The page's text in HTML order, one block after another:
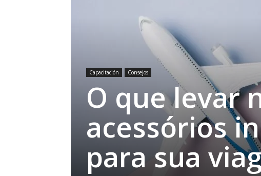
Capacitación Consejos
O que levar
acessórios
para sua